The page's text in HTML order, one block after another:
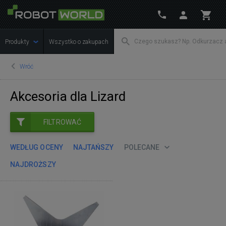
Produkty Wszystko o zakupach
Wróć
Akcesoria dla Lizard
FILTROWAĆ
WEDŁUG OCENY NAJTAŃSZY POLECANE
NAJDROŻSZY